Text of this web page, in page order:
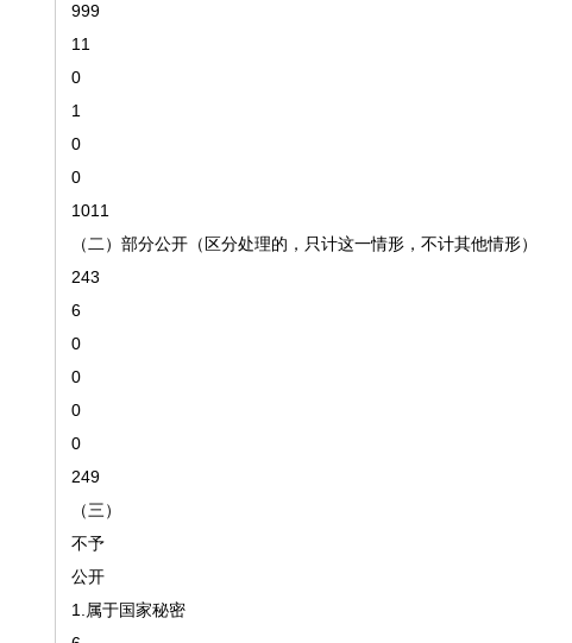
999
11
0
1
0
0
1011
（二）部分公开（区分处理的，只计这一情形，不计其他情形）
243
6
0
0
0
0
249
（三）
不予
公开
1.属于国家秘密